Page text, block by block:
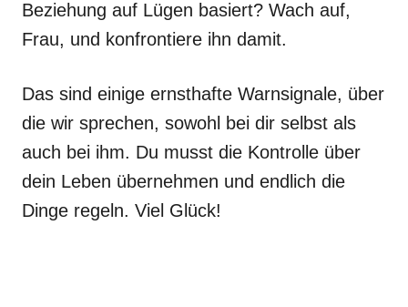
Beziehung auf Lügen basiert? Wach auf,
Frau, und konfrontiere ihn damit.
Das sind einige ernsthafte Warnsignale, über
die wir sprechen, sowohl bei dir selbst als
auch bei ihm. Du musst die Kontrolle über
dein Leben übernehmen und endlich die
Dinge regeln. Viel Glück!